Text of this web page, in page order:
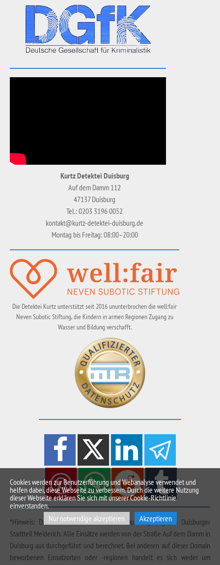
Kurtz Detektei Duisburg
Auf dem Damm 112
47137 Duisburg
Tel.: 0203 3196 0052
kontakt@kurtz-detektei-duisburg.de
Montag bis Freitag: 08:00–20:00
Die Detektei Kurtz unterstützt seit 2016 ununterbrochen die well:fair
Neven Subotic Stiftung, die Kindern in armen Regionen Zugang zu
Wasser und Bildung verschafft.
*Hinweis: Das Büro der Kurtz Detektei Duisburg liegt im Duisburger
Stadtteil Meiderich. Alle Einsätze werden von der Straße Auf dem Damm in
Duisburg aus durchgeführt und berechnet. Bei anderen auf dieser Domain
beworbenen Einsatzorten oder -regionen handelt es sich weder um
Cookies werden zur Benutzerführung und Webanalyse verwendet und
helfen dabei, diese Webseite zu verbessern. Durch die weitere Nutzung
dieser Webseite erklären Sie sich mit unserer Cookie-Richtlinie
einverstanden.
Nur notwendige akzeptieren
Akzeptieren